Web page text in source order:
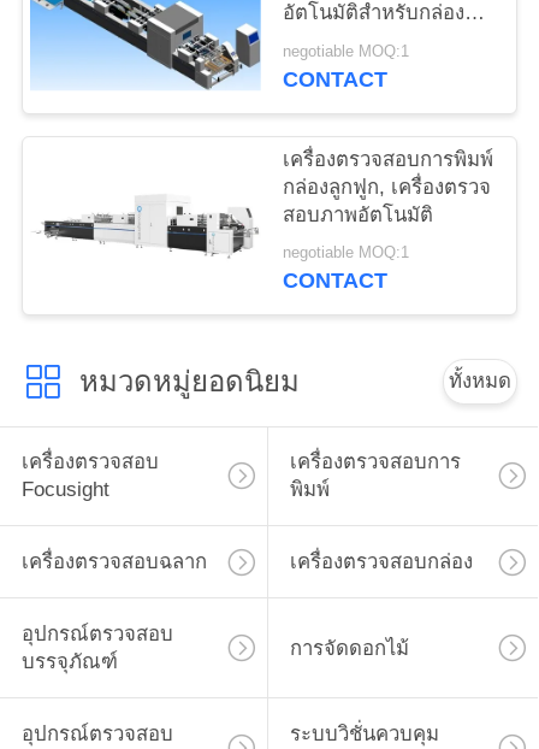
PRIVACY
POLICY
อัตโนมัติสำหรับกล่อง
ลูกฟูก
negotiable MOQ:1
CONTACT
เครื่องตรวจสอบการพิมพ์
กล่องลูกฟูก, เครื่องตรวจ
สอบภาพอัตโนมัติ
negotiable MOQ:1
CONTACT
หมวดหมู่ยอดนิยม ทั้งหมด
เครื่องตรวจสอบ
Focusight
เครื่องตรวจสอบการ
พิมพ์
เครื่องตรวจสอบฉลาก เครื่องตรวจสอบกล่อง
อุปกรณ์ตรวจสอบ
บรรจุภัณฑ์
การจัดดอกไม้
อุปกรณ์ตรวจสอบ ระบบวิชั่นควบคุม